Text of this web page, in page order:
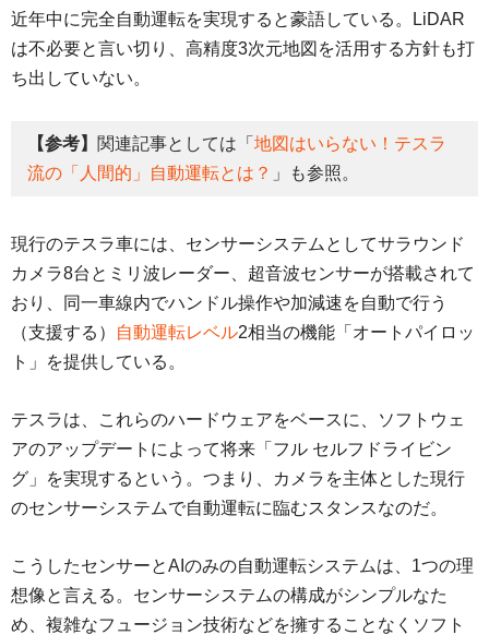
近年中に完全自動運転を実現すると豪語している。LiDAR
は不必要と言い切り、高精度3次元地図を活用する方針も打
ち出していない。
【参考】 関連記事としては「 地図はいらない！テスラ
流の「人間的」自動運転とは？ 」も参照。
現行のテスラ車には、センサーシステムとしてサラウンド
カメラ8台とミリ波レーダー、超音波センサーが搭載されて
おり、同一車線内でハンドル操作や加減速を自動で行う
（支援する）
自動運転レベル2相当の機能「オートパイロッ
ト」を提供している。
テスラは、これらのハードウェアをベースに、ソフトウェ
アのアップデートによって将来「フル セルフドライビン
グ」を実現するという。つまり、カメラを主体とした現行
のセンサーシステムで自動運転に臨むスタンスなのだ。
こうしたセンサーとAIのみの自動運転システムは、1つの理
想像と言える。センサーシステムの構成がシンプルなた
め、複雑なフュージョン技術などを擁することなくソフト